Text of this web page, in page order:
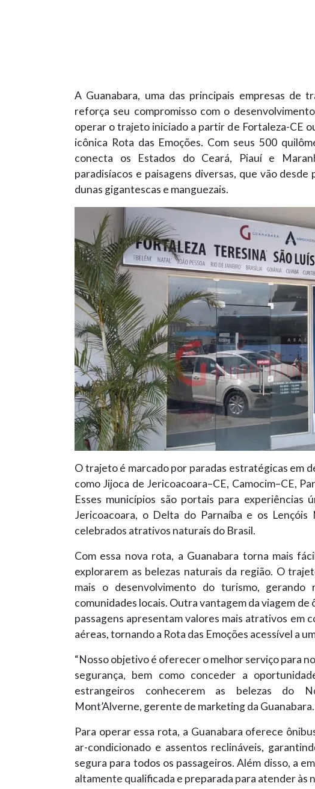
A Guanabara, uma das principais empresas de
reforça seu compromisso com o
operar o trajeto iniciado a partir de Fortaleza-CE
icônica Rota das Emoções. Com seus 500
conecta os Estados do Ceará, Piauí e
paradisíacos e paisagens diversas, que vão desde
dunas gigantescas e manguezais.
O trajeto é marcado por paradas estratégicas em
como Jijoca de Jericoacoara–CE, Camocim–CE,
Esses municípios são portais para experiências
Jericoacoara, o Delta do Parnaíba e os Lençóis
celebrados atrativos naturais do Brasil.
Com essa nova rota, a Guanabara torna mais
explorarem as belezas naturais da região. O
mais o desenvolvimento do turismo, gerando
comunidades locais. Outra vantagem da viagem
passagens apresentam valores mais atrativos em
aéreas, tornando a Rota das Emoções acessível a
“Nosso objetivo é oferecer o melhor serviço para
segurança, bem como conceder a
estrangeiros conhecerem as belezas do
Mont’Alverne, gerente de marketing da Guanabara.
Para operar essa rota, a Guanabara oferece
ar-condicionado e assentos reclináveis,
segura para todos os passageiros. Além disso, a
altamente qualificada e preparada para atender às